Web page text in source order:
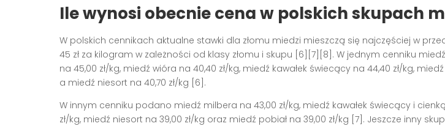
Ile wynosi obecnie cena w polskich skupach
W polskich cennikach aktualne stawki dla złomu miedzi mieszczą się najczęściej w
45 zł za kilogram w zależności od klasy złomu i skupu [6][7][8]. W jednym cenniku
na 45,00 zł/kg, miedź wióra na 40,40 zł/kg, miedź kawałek świecący na 44,40 zł/kg,
a miedź niesort na 40,70 zł/kg [6].
W innym cenniku podano miedź milbera na 43,00 zł/kg, miedź kawałek świecący i
zł/kg, miedź niesort na 39,00 zł/kg oraz miedź pobiał na 39,00 zł/kg [7]. Jeszcze inny